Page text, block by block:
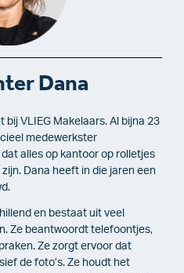
Dana
VLIEG Makelaars. Al bijna 23
medewerkster
alles op kantoor op rolletjes
Dana heeft in die jaren een
en bestaat uit veel
Ze beantwoordt telefoontjes,
Ze zorgt ervoor dat
de foto’s. Ze houdt het